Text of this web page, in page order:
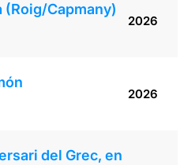
(Roig/Capmany)
2026
2026
del Grec, en